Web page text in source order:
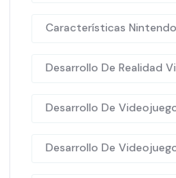
Características
Desarrollo De Realidad
Desarrollo De
Desarrollo De